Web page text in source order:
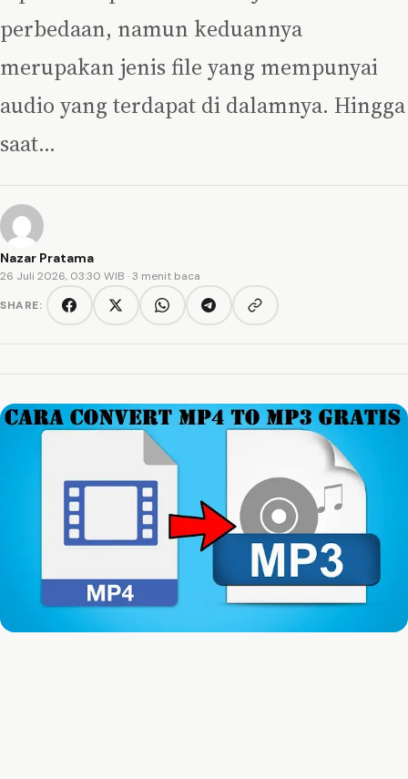
perbedaan, namun keduannya
merupakan jenis file yang mempunyai
audio yang terdapat di dalamnya. Hingga
saat…
Nazar Pratama
26 Juli 2026, 03:30 WIB · 3 menit baca
SHARE:
FacebookTwitter/XWhatsAppTelegramCopy link